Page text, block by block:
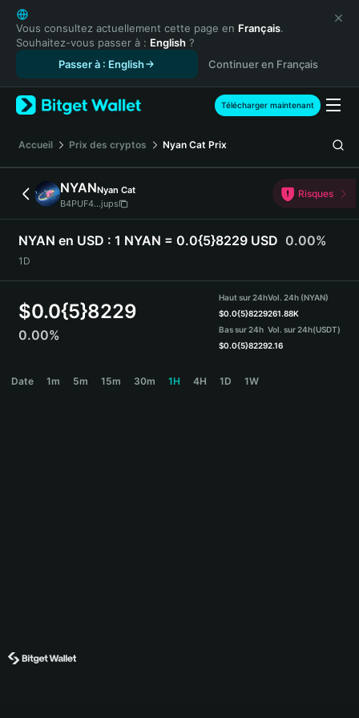
English
日本語
Tiếng Việt
Español (Latinoamérica)
Türkçe
Français
Deutsch
简体中文
繁體中文
Português (Portugal)
Bahasa Indonesia
ภาษาไทย
हिन्दी
Español
Português (Brasil)
Vous consultez actuellement cette page en Français.
Souhaitez-vous passer à : English ?
Passer à : English
Continuer en Français
Télécharger maintenant
Accueil Prix des cryptos Nyan Cat Prix
NYANNyan Cat
B4PUF4...jups
Risques
NYAN en USD : 1 NYAN = 0.0{5}8229 USD 0.00%
1D
$0.0{5}8229
0.00%
Haut sur 24h
$0.0{5}8229
Bas sur 24h
$0.0{5}8229
Vol. 24h (NYAN)
261.88K
Vol. sur 24h(USDT)
2.16
Date 1m 5m 15m 30m 1H 4H 1D 1W